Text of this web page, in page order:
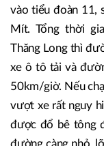
vào tiểu đoàn 11,
Mít. Tổng thời
Thăng Long thì
xe ô tô tải và
50km/giờ. Nếu
vượt xe rất nguy
được đổ bê tông
đường càng nhỏ,